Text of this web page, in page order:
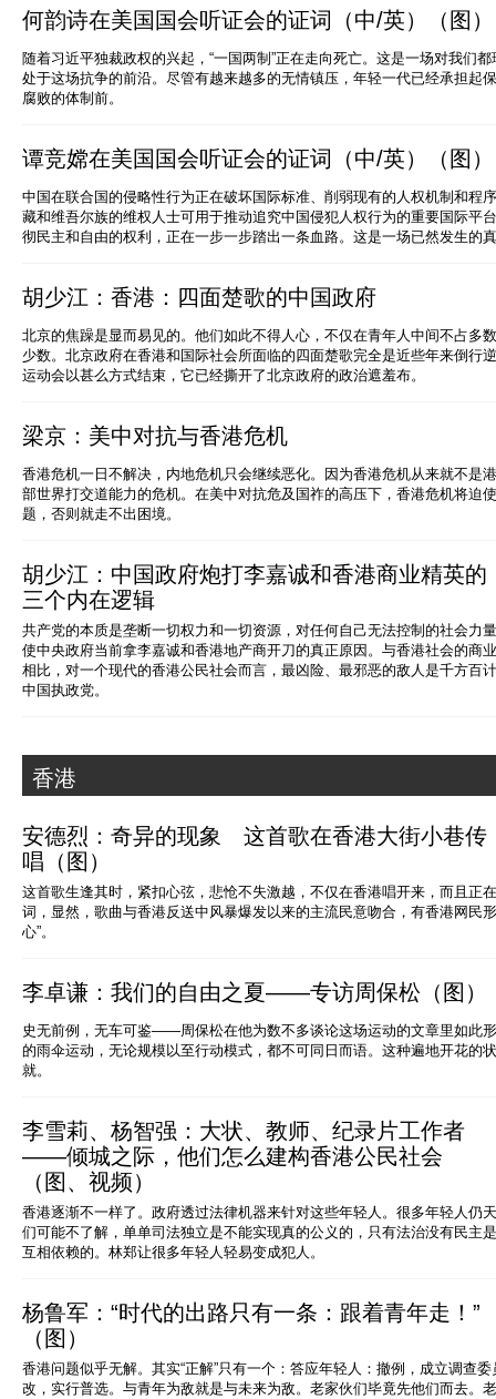
何韵诗在美国国会听证会的证词（中/英）（图）
随着习近平独裁政权的兴起，“一国两制”正在走向死亡。这是一场对我们
处于这场抗争的前沿。尽管有越来越多的无情镇压，年轻一代已经承担起
腐败的体制前。
谭竞嫦在美国国会听证会的证词（中/英）（图）
中国在联合国的侵略性行为正在破坏国际标准、削弱现有的人权机制和程
藏和维吾尔族的维权人士可用于推动追究中国侵犯人权行为的重要国际平
彻民主和自由的权利，正在一步一步踏出一条血路。这是一场已然发生的
胡少江：香港：四面楚歌的中国政府
北京的焦躁是显而易见的。他们如此不得人心，不仅在青年人中间不占多
少数。北京政府在香港和国际社会所面临的四面楚歌完全是近些年来倒行
运动会以甚么方式结束，它已经撕开了北京政府的政治遮羞布。
梁京：美中对抗与香港危机
香港危机一日不解决，内地危机只会继续恶化。因为香港危机从来就不是
部世界打交道能力的危机。在美中对抗危及国祚的高压下，香港危机将迫
题，否则就走不出困境。
胡少江：中国政府炮打李嘉诚和香港商业精英的
三个内在逻辑
共产党的本质是垄断一切权力和一切资源，对任何自己无法控制的社会力
使中央政府当前拿李嘉诚和香港地产商开刀的真正原因。与香港社会的商
相比，对一个现代的香港公民社会而言，最凶险、最邪恶的敌人是千方百
中国执政党。
香港
安德烈：奇异的现象 这首歌在香港大街小巷传
唱（图）
这首歌生逢其时，紧扣心弦，悲怆不失激越，不仅在香港唱开来，而且正
词，显然，歌曲与香港反送中风暴爆发以来的主流民意吻合，有香港网民
心”。
李卓谦：我们的自由之夏——专访周保松（图）
史无前例，无车可鉴——周保松在他为数不多谈论这场运动的文章里如此
的雨伞运动，无论规模以至行动模式，都不可同日而语。这种遍地开花的
就。
李雪莉、杨智强：大状、教师、纪录片工作者
——倾城之际，他们怎么建构香港公民社会
（图、视频）
香港逐渐不一样了。政府透过法律机器来针对这些年轻人。很多年轻人仍
们可能不了解，单单司法独立是不能实现真的公义的，只有法治没有民主
互相依赖的。林郑让很多年轻人轻易变成犯人。
杨鲁军：“时代的出路只有一条：跟着青年走！”
（图）
香港问题似乎无解。其实“正解”只有一个：答应年轻人：撤例，成立调查
改，实行普选。与青年为敌就是与未来为敌。老家伙们毕竟先他们而去。